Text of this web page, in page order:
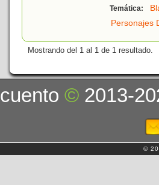
Temática:
Personajes
Mostrando del 1 al 1 de 1 resultado.
cuento© 2013-
©